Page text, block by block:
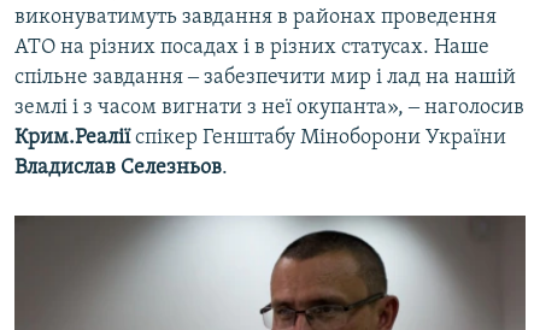
виконуватимуть завдання в районах проведення
АТО на різних посадах і в різних статусах. Наше
спільне завдання ‒ забезпечити мир і лад на нашій
землі і з часом вигнати з неї окупанта», ‒ наголосив
Крим.Реаліїспікер Генштабу Міноборони України
Владислав Селезньов.